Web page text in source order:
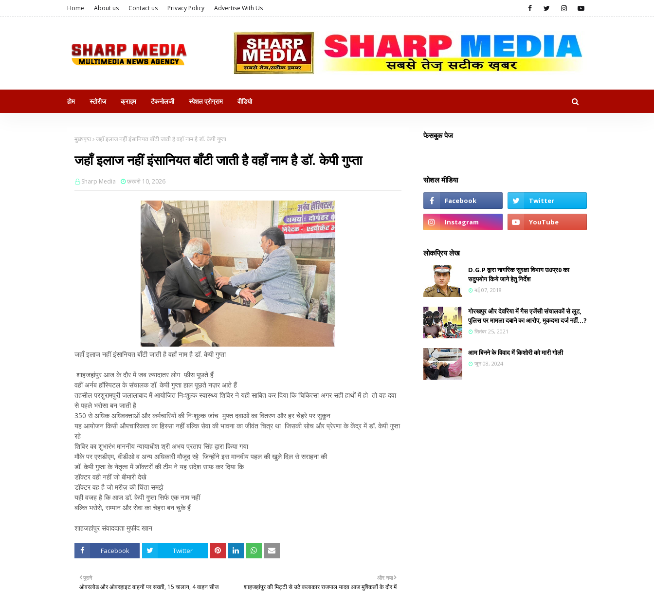
Home About us Contact us Privacy Policy Advertise With Us
होम स्टोरीज क्राइम टैकनोलजी स्पेशल प्रोग्राम वीडियो
मुख्यपृष्ठ जहाँ इलाज नहीं इंसानियत बाँटी जाती है वहाँ नाम है डॉ. केपी गुप्ता
जहाँ इलाज नहीं इंसानियत बाँटी जाती है वहाँ नाम है डॉ. केपी गुप्ता
Sharp Media फ़रवरी 10, 2026
जहाँ इलाज नहीं इंसानियत बाँटी जाती है वहाँ नाम है डॉ. केपी गुप्ता
शाहजहांपुर आज के दौर में जब ज़्यादातर लोग फ़ीस पूछते हैं
वहीं अर्नब हॉस्पिटल के संचालक डॉ. केपी गुप्ता हाल पूछते नज़र आते हैं
तहसील परशुरामपुरी जलालाबाद में आयोजित निःशुल्क स्वास्थ्य शिविर ने यही साबित कर दिया कि चिकित्सा अगर सही हाथों में हो तो वह दवा
से पहले भरोसा बन जाती है
350 से अधिक अधिवक्ताओं और कर्मचारियों की निःशुल्क जांच मुफ्त दवाओं का वितरण और हर चेहरे पर सुकून
यह आयोजन किसी औपचारिकता का हिस्सा नहीं बल्कि सेवा की भावना का जीवंत चित्र था जिसकी सोच और प्रेरणा के केंद्र में डॉ. केपी गुप्ता
रहे
शिविर का शुभारंभ माननीय न्यायाधीश श्री अभय प्रताप सिंह द्वारा किया गया
मौके पर एसडीएम, वीडीओ व अन्य अधिकारी मौजूद रहे जिन्होंने इस मानवीय पहल की खुले दिल से सराहना की
डॉ. केपी गुप्ता के नेतृत्व में डॉक्टरों की टीम ने यह संदेश साफ़ कर दिया कि
डॉक्टर वही नहीं जो बीमारी देखे
डॉक्टर वह है जो मरीज़ की चिंता समझे
यही वजह है कि आज डॉ. केपी गुप्ता सिर्फ एक नाम नहीं
बल्कि भरोसे, सम्मान और सेवा का चेहरा बन चुके हैं
शाहजहांपुर संवाददाता मुफीद खान
Facebook Twitter
और नया
शाहजहांपुर की मिट्टी से उठे कलाकार राजपाल यादव आज मुश्किलों के दौर में
पुराने
ओवरलोड और ओवरहाइट वाहनों पर सख्ती, 15 चालान, 4 वाहन सीज
फेसबुक पेज
सोशल मीडिया
लोकप्रिय लेख
D.G.P द्वारा नागरिक सुरक्षा विभाग उ0प्र0 का
सदुपयोग किये जाने हेतु निर्देश
मई 07, 2018
गोरखपुर और देवरिया में गैस एजेंसी संचालकों से लूट,
पुलिस पर मामला दबाने का आरोप, मुकदमा दर्ज नहीं...?
सितंबर 25, 2021
आम बिनने के विवाद में किशोरी को मारी गोली
जून 08, 2024